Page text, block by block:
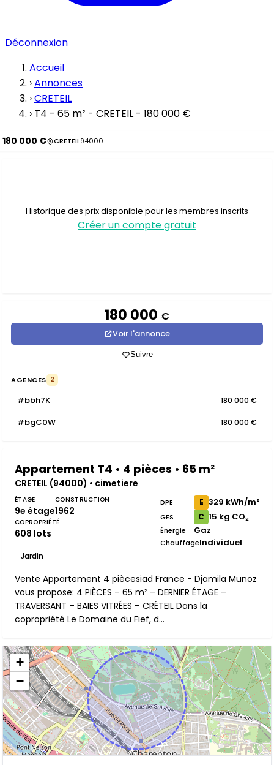
Déconnexion
Accueil
›Annonces
›CRETEIL
› T4 - 65 m² - CRETEIL - 180 000 €
180 000 € CRETEIL94000
Historique des prix disponible pour les membres inscrits
Créer un compte gratuit
180 000 €
Voir l'annonce
Suivre
AGENCES 2
#bbh7K 180 000 €
#bgC0W 180 000 €
Appartement T4 • 4 pièces • 65 m²
CRETEIL (94000) • cimetiere
ÉTAGE
9e étage
CONSTRUCTION
1962
COPROPRIÉTÉ
608 lots
Jardin
DPE E 329 kWh/m²
GES C 15 kg CO₂
Énergie Gaz
ChauffageIndividuel
Vente Appartement 4 piècesiad France - Djamila Munoz
vous propose: 4 PIÈCES – 65 m² – DERNIER ÉTAGE –
TRAVERSANT – BAIES VITRÉES – CRÉTEIL Dans la
copropriété Le Domaine du Fief, d...
+
−